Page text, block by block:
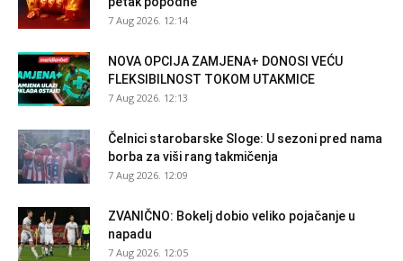
7 Aug 2026. 12:14
NOVA OPCIJA ZAMJENA+ DONOSI VEĆU
FLEKSIBILNOST TOKOM UTAKMICE
7 Aug 2026. 12:13
Čelnici starobarske Sloge: U sezoni pred nama
borba za viši rang takmičenja
7 Aug 2026. 12:09
ZVANIČNO: Bokelj dobio veliko pojačanje u
napadu
7 Aug 2026. 12:05